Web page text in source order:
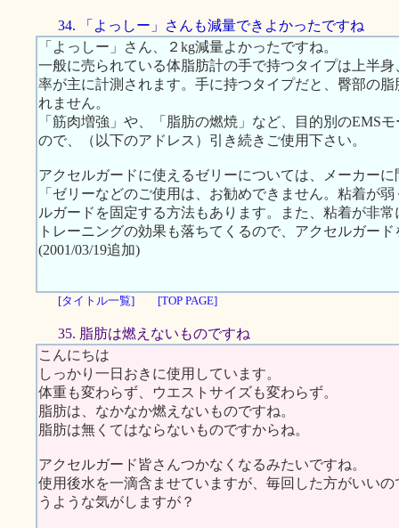
34. 「よっしー」さんも減量できよかったですね
「よっしー」さん、２kg減量よかったですね。
一般に売られている体脂肪計の手で持つタイプは上半
率が主に計測されます。手に持つタイプだと、臀部の
れません。
「筋肉増強」や、「脂肪の燃焼」など、目的別のEMS
ので、（以下のアドレス）引き続きご使用下さい。
アクセルガードに使えるゼリーについては、メーカー
「ゼリーなどのご使用は、お勧めできません。粘着が
ルガードを固定する方法もあります。また、粘着が非
トレーニングの効果も落ちてくるので、アクセルガー
(2001/03/19追加)
[タイトル一覧] [TOP PAGE]
35. 脂肪は燃えないものですね
こんにちは
しっかり一日おきに使用しています。
体重も変わらず、ウエストサイズも変わらず。
脂肪は、なかなか燃えないものですね。
脂肪は無くてはならないものですからね。
アクセルガード皆さんつかなくなるみたいですね。
使用後水を一滴含ませていますが、毎回した方がいい
うような気がしますが？